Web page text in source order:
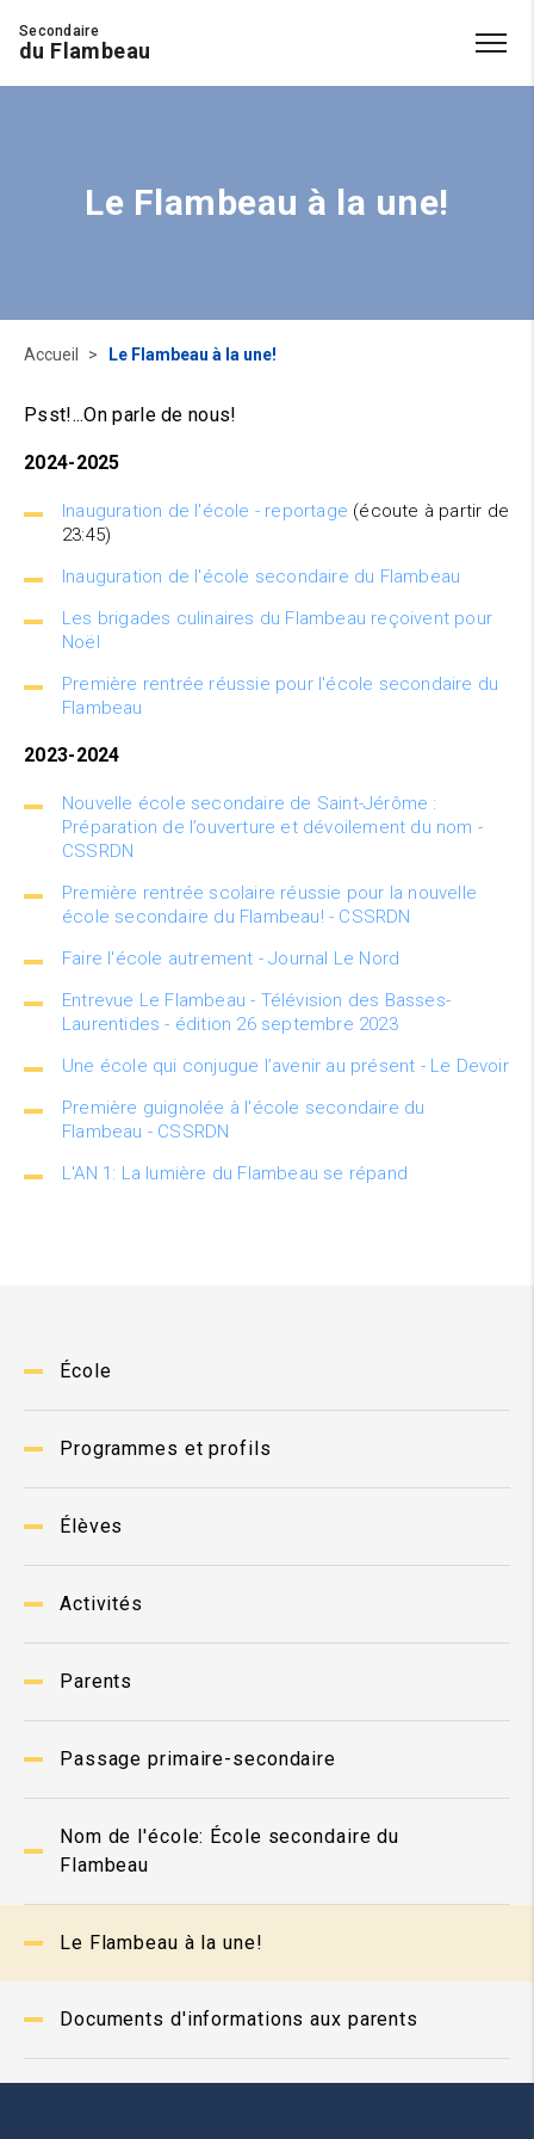
Secondaire
du Flambeau
Le Flambeau à la une!
École
Programmes et profils
Élèves
Activités
Parents
Passage primaire-secondaire
Nom de l'école: École secondaire du
Flambeau
Le Flambeau à la une!
Documents d'informations aux parents
Accueil Le Flambeau à la une!
Psst!...On parle de nous!
2024-2025
Inauguration de l'école - reportage (écoute à partir de
23:45)
Inauguration de l'école secondaire du Flambeau
Les brigades culinaires du Flambeau reçoivent pour
Noël
Première rentrée réussie pour l'école secondaire du
Flambeau
2023-2024
Nouvelle école secondaire de Saint-Jérôme :
Préparation de l’ouverture et dévoilement du nom -
CSSRDN
Première rentrée scolaire réussie pour la nouvelle
école secondaire du Flambeau! - CSSRDN
Faire l'école autrement - Journal Le Nord
Entrevue Le Flambeau - Télévision des Basses-
Laurentides - édition 26 septembre 2023
Une école qui conjugue l’avenir au présent - Le Devoir
Première guignolée à l'école secondaire du
Flambeau - CSSRDN
L'AN 1: La lumière du Flambeau se répand